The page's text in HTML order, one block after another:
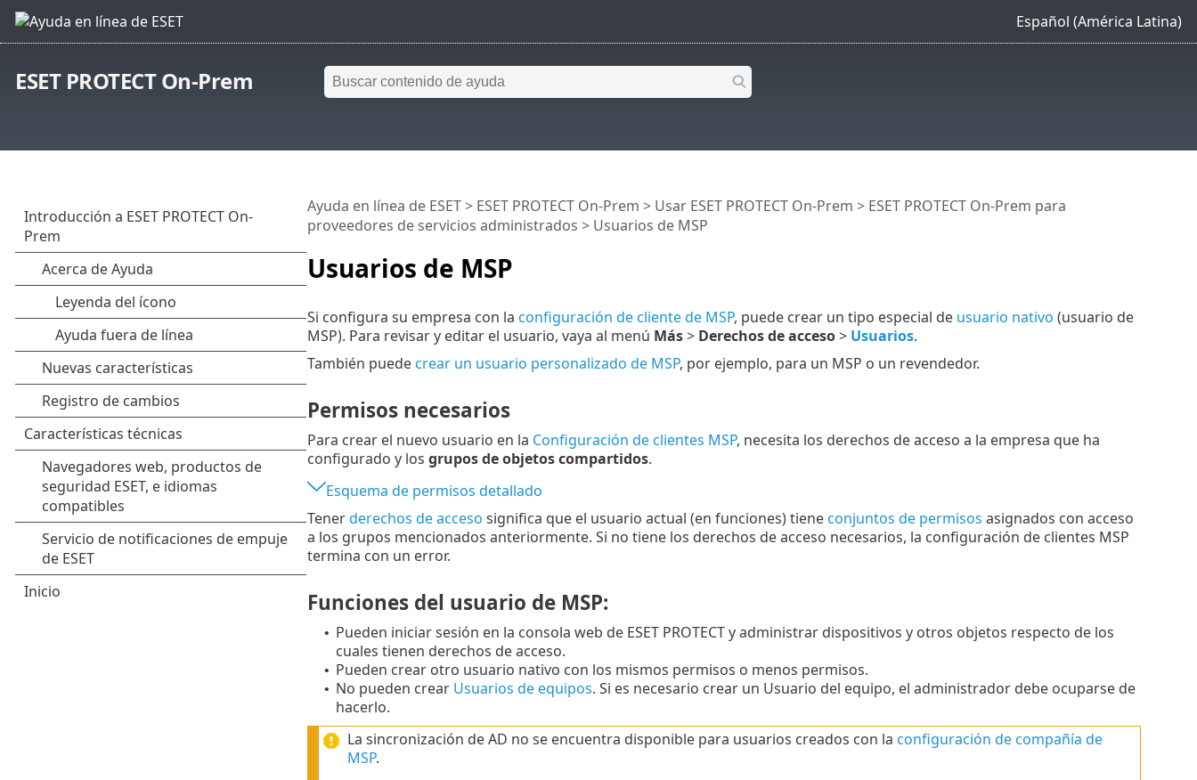
Español (América Latina)
ESET PROTECT On-Prem
Usuarios de MSP
Ayuda en línea de ESET> ESET PROTECT On-Prem > Usar ESET PROTECT On-Prem > ESET PROTECT On-Prem para
proveedores de servicios administrados > Usuarios de MSP
Si configura su empresa con la configuración de cliente de MSP, puede crear un tipo especial de usuario nativo (usuario de
MSP). Para revisar y editar el usuario, vaya al menú Más> Derechos de acceso> Usuarios.
También puedecrear un usuario personalizado de MSP, por ejemplo, para un MSP o un revendedor.
Permisos necesarios
Para crear el nuevo usuario en la Configuración de clientes MSP, necesita los derechos de acceso a la empresa que ha
configurado y los grupos de objetos compartidos.
Esquema de permisos detallado
Tenerderechos de acceso significa que el usuario actual (en funciones) tieneconjuntos de permisos asignados con acceso
a los grupos mencionados anteriormente. Si no tiene los derechos de acceso necesarios, la configuración de clientes MSP
termina con un error.
Funciones del usuario de MSP:
• Pueden iniciar sesión en la consola web de ESET PROTECT y administrar dispositivos y otros objetos respecto de los
cuales tienen derechos de acceso.
• Pueden crear otro usuario nativo con los mismos permisos o menos permisos.
• No pueden crear Usuarios de equipos. Si es necesario crear un Usuario del equipo, el administrador debe ocuparse de
hacerlo.
La sincronización de AD no se encuentra disponible para usuarios creados con la configuración de compañía de
MSP.